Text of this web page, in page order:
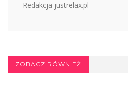
Redakcja justrelax.pl
ZOBACZ RÓWNIEŻ